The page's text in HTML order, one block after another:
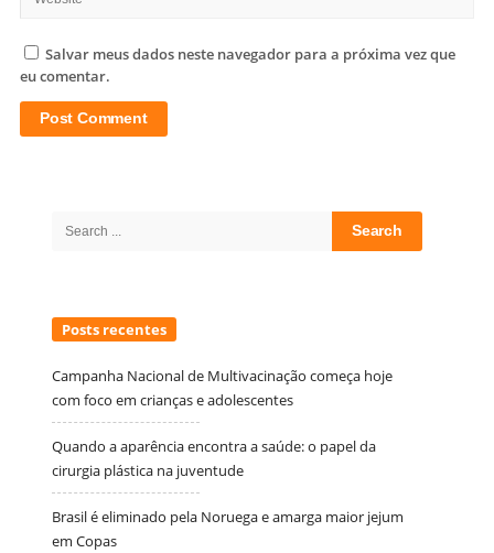
Salvar meus dados neste navegador para a próxima vez que
eu comentar.
Search
Posts recentes
Campanha Nacional de Multivacinação começa hoje
com foco em crianças e adolescentes
Quando a aparência encontra a saúde: o papel da
cirurgia plástica na juventude
Brasil é eliminado pela Noruega e amarga maior jejum
em Copas